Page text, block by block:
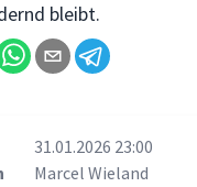
bleibt.
31.01.2026 23:00
Marcel Wieland